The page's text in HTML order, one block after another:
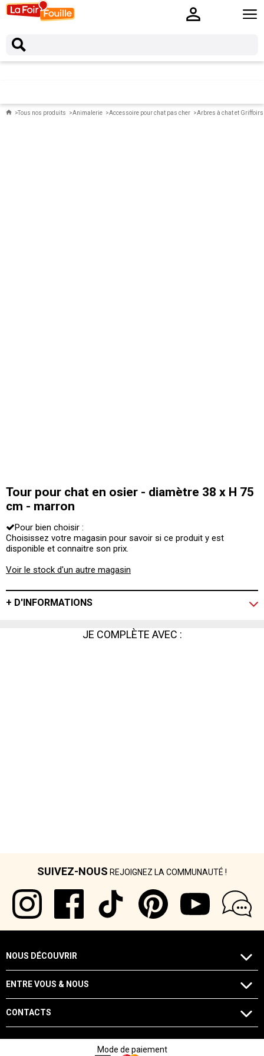
Tous nos produits Animalerie Accessoire pour chat pas cher Arbres à chat et Griffoirs
Tour pour chat en osier - diamètre 38 x H 75
cm - marron
Pour bien choisir :
Choisissez votre magasin pour savoir si ce produit y est
disponible et connaitre son prix.
Voir le stock d'un autre magasin
+ D'INFORMATIONS
JE COMPLÈTE AVEC :
SUIVEZ-NOUS REJOIGNEZ LA COMMUNAUTÉ !
NOUS DÉCOUVRIR
ENTRE VOUS & NOUS
CONTACTS
Mode de paiement